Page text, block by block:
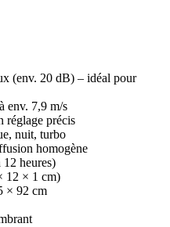
(env. 20 dB) – idéal pour
env. 7,9 m/s
réglage précis
nuit, turbo
homogène
heures)
12 × 1 cm)
× 92 cm